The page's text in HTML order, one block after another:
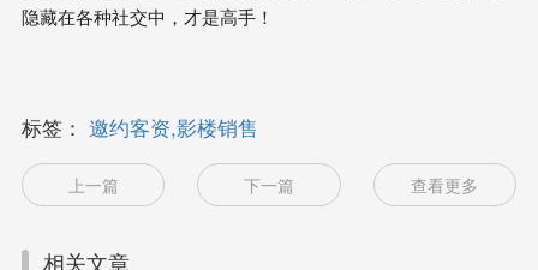
隐藏在各种社交中，才是高手！
标签： 邀约客资,影楼销售
上一篇 下一篇 查看更多
相关文章